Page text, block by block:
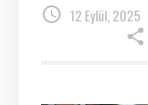
12 Eylül, 2025